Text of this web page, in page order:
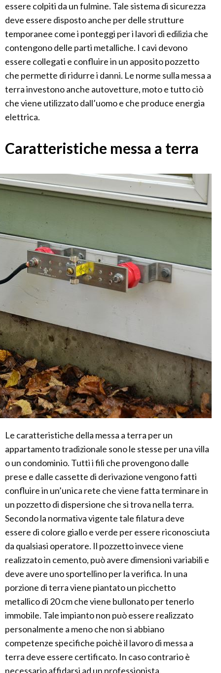
essere colpiti da un fulmine. Tale sistema di sicurezza
deve essere disposto anche per delle strutture
temporanee come i ponteggi per i lavori di edilizia che
contengono delle parti metalliche. I cavi devono
essere collegati e confluire in un apposito pozzetto
che permette di ridurre i danni. Le norme sulla messa a
terra investono anche autovetture, moto e tutto ciò
che viene utilizzato dall’uomo e che produce energia
elettrica.
Caratteristiche messa a terra
Le caratteristiche della messa a terra per un
appartamento tradizionale sono le stesse per una villa
o un condominio. Tutti i fili che provengono dalle
prese e dalle cassette di derivazione vengono fatti
confluire in un’unica rete che viene fatta terminare in
un pozzetto di dispersione che si trova nella terra.
Secondo la normativa vigente tale filatura deve
essere di colore giallo e verde per essere riconosciuta
da qualsiasi operatore. Il pozzetto invece viene
realizzato in cemento, può avere dimensioni variabili e
deve avere uno sportellino per la verifica. In una
porzione di terra viene piantato un picchetto
metallico di 20 cm che viene bullonato per tenerlo
immobile. Tale impianto non può essere realizzato
personalmente a meno che non si abbiano
competenze specifiche poichè il lavoro di messa a
terra deve essere certificato. In caso contrario è
necessario affidarsi ad un professionista.